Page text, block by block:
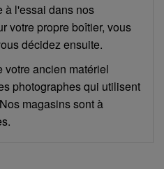
à l'essai dans nos
votre propre boîtier, vous
décidez ensuite.
votre ancien matériel
photographes qui utilisent
magasins sont à